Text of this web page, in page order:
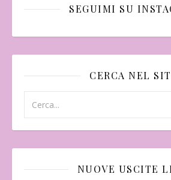
SEGUIMI SU
CERCA NEL
NUOVE USCITE